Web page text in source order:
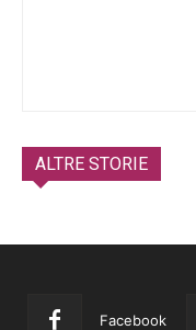
ALTRE STORIE
Facebook